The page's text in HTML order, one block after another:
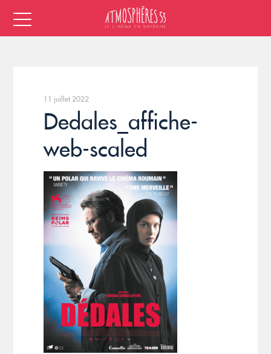
11 juillet 2022
Dedales_affiche-
web-scaled